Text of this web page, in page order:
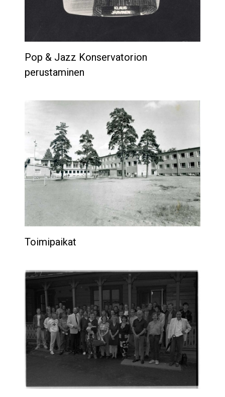
Pop & Jazz Konservatorion
perustaminen
Toimipaikat